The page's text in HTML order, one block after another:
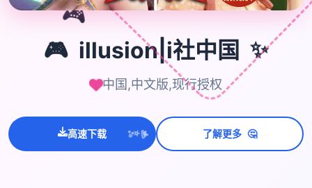
🎮
🎮 illusion|i社中国 ✨
中国,中文版,现行授权
高速下载 ✨
⭐💫 了解更多 🤔